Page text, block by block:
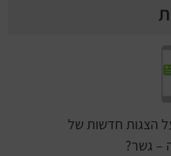
הצגות חדשות של
– גשר?